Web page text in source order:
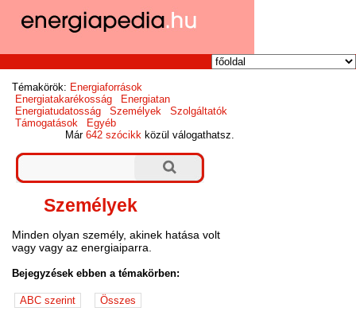
Témakörök: Energiaforrások
Energiatakarékosság
Energiatan
Energiatudatosság
Személyek
Szolgáltatók
Támogatások
Egyéb
Már642 szócikk közül válogathatsz.
Személyek
Minden olyan személy, akinek hatása volt
vagy vagy az energiaiparra.
Bejegyzések ebben a témakörben: